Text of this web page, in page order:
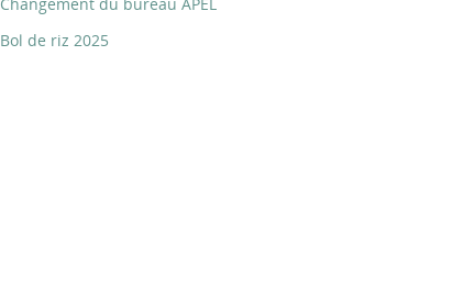
Changement du bureau APEL
Bol de riz 2025